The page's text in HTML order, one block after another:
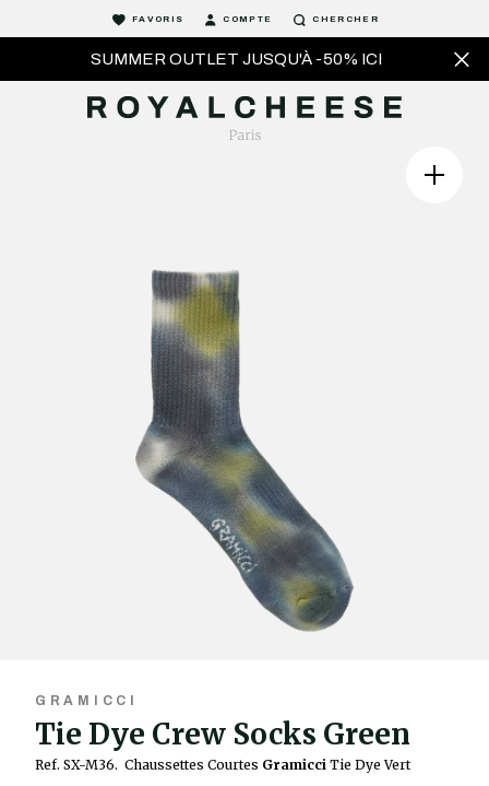
SUMMER OUTLET JUSQU'À -50% ICI
FAVORIS COMPTE CHERCHER
GRAMICCI
Tie Dye Crew Socks Green
Ref. SX-M36. Chaussettes Courtes Gramicci Tie Dye Vert